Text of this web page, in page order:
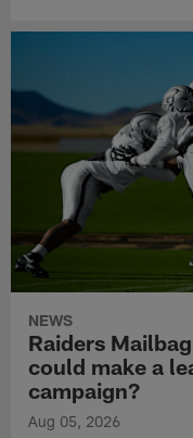
NEWS
Raiders
could make a
campaign?
Aug 05, 2026